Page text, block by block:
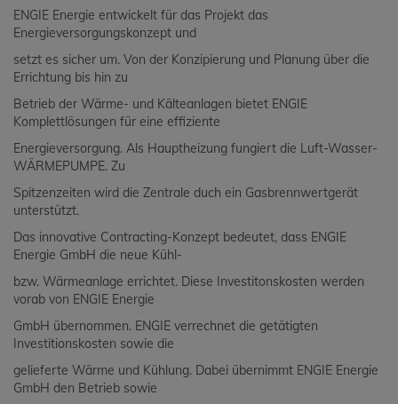
ENGIE Energie entwickelt für das Projekt das
Energieversorgungskonzept und
setzt es sicher um. Von der Konzipierung und Planung über die
Errichtung bis hin zu
Betrieb der Wärme- und Kälteanlagen bietet ENGIE
Komplettlösungen für eine effiziente
Energieversorgung. Als Hauptheizung fungiert die Luft-Wasser-
WÄRMEPUMPE. Zu
Spitzenzeiten wird die Zentrale duch ein Gasbrennwertgerät
unterstützt.
Das innovative Contracting-Konzept bedeutet, dass ENGIE
Energie GmbH die neue Kühl-
bzw. Wärmeanlage errichtet. Diese Investitonskosten werden
vorab von ENGIE Energie
GmbH übernommen. ENGIE verrechnet die getätigten
Investitionskosten sowie die
gelieferte Wärme und Kühlung. Dabei übernimmt ENGIE Energie
GmbH den Betrieb sowie